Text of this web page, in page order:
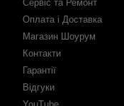
Сервіс та Ремонт
Оплата і Доставка
Магазин Шоурум
Контакти
Гарантії
Відгуки